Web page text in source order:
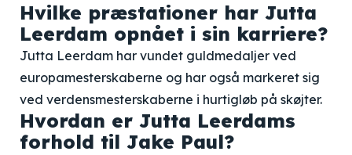
Hvilke præstationer har Jutta
Leerdam opnået i sin karriere?
Jutta Leerdam har vundet guldmedaljer ved
europamesterskaberne og har også markeret sig
ved verdensmesterskaberne i hurtigløb på skøjter.
Hvordan er Jutta Leerdams
forhold til Jake Paul?